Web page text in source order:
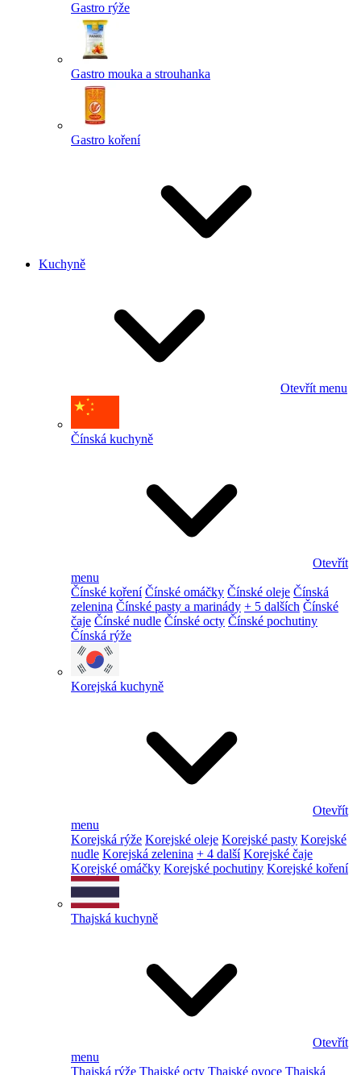
Gastro rýže
Gastro mouka a strouhanka
Gastro koření
Kuchyně
Otevřít menu
Čínská kuchyně
Otevřít
menu
Čínské koření Čínské omáčky Čínské oleje Čínská
zelenina Čínské pasty a marinády + 5 dalších Čínské
čaje Čínské nudle Čínské octy Čínské pochutiny
Čínská rýže
Korejská kuchyně
Otevřít
menu
Korejská rýže Korejské oleje Korejské pasty Korejské
nudle Korejská zelenina + 4 další Korejské čaje
Korejské omáčky Korejské pochutiny Korejské koření
Thajská kuchyně
Otevřít
menu
Thajská rýže Thajské octy Thajské ovoce Thajská